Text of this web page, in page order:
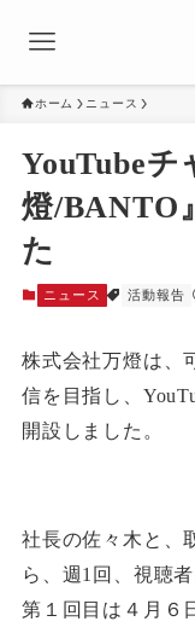
ホーム ニュース
YouTubeチ
燈/BANTO
た
ニュース 活動報告
株式会社万燈は、
信を目指し、
開設しました。
社長の佐々木と、
ら、週1回、視聴
第１回目は４月６